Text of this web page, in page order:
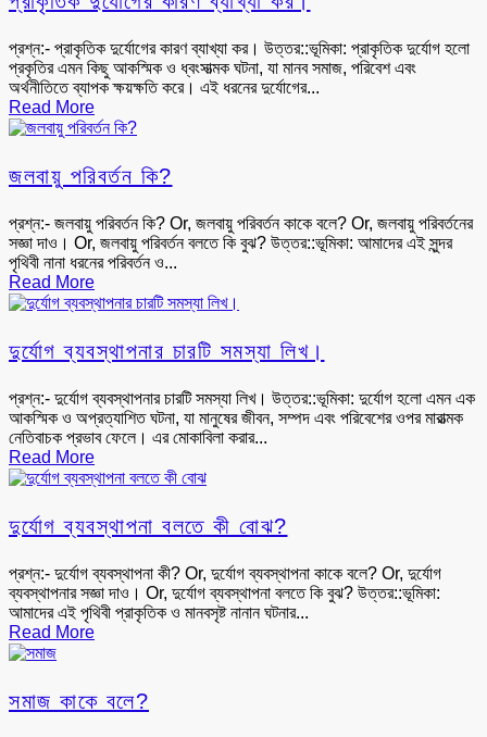
প্রশ্ন:- প্রাকৃতিক দুর্যোগের কারণ ব্যাখ্যা কর। উত্তর::ভূমিকা: প্রাকৃতিক দুর্যোগ হলো
প্রকৃতির এমন কিছু আকস্মিক ও ধ্বংসাত্মক ঘটনা, যা মানব সমাজ, পরিবেশ এবং
অর্থনীতিতে ব্যাপক ক্ষয়ক্ষতি করে। এই ধরনের দুর্যোগের...
Read More
জলবায়ু পরিবর্তন কি?
প্রশ্ন:- জলবায়ু পরিবর্তন কি? Or, জলবায়ু পরিবর্তন কাকে বলে? Or, জলবায়ু পরিবর্তনের
সজ্ঞা দাও। Or, জলবায়ু পরিবর্তন বলতে কি বুঝ? উত্তর::ভূমিকা: আমাদের এই সুন্দর
পৃথিবী নানা ধরনের পরিবর্তন ও...
Read More
দুর্যোগ ব্যবস্থাপনার চারটি সমস্যা লিখ।
প্রশ্ন:- দুর্যোগ ব্যবস্থাপনার চারটি সমস্যা লিখ। উত্তর::ভূমিকা: দুর্যোগ হলো এমন এক
আকস্মিক ও অপ্রত্যাশিত ঘটনা, যা মানুষের জীবন, সম্পদ এবং পরিবেশের ওপর মারাত্মক
নেতিবাচক প্রভাব ফেলে। এর মোকাবিলা করার...
Read More
দুর্যোগ ব্যবস্থাপনা বলতে কী বোঝ?
প্রশ্ন:- দুর্যোগ ব্যবস্থাপনা কী? Or, দুর্যোগ ব্যবস্থাপনা কাকে বলে? Or, দুর্যোগ
ব্যবস্থাপনার সজ্ঞা দাও। Or, দুর্যোগ ব্যবস্থাপনা বলতে কি বুঝ? উত্তর::ভূমিকা:
আমাদের এই পৃথিবী প্রাকৃতিক ও মানবসৃষ্ট নানান ঘটনার...
Read More
সমাজ কাকে বলে?